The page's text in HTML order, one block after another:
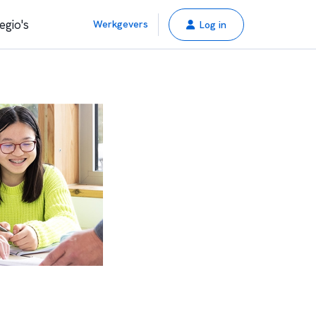
Werkgevers Log in